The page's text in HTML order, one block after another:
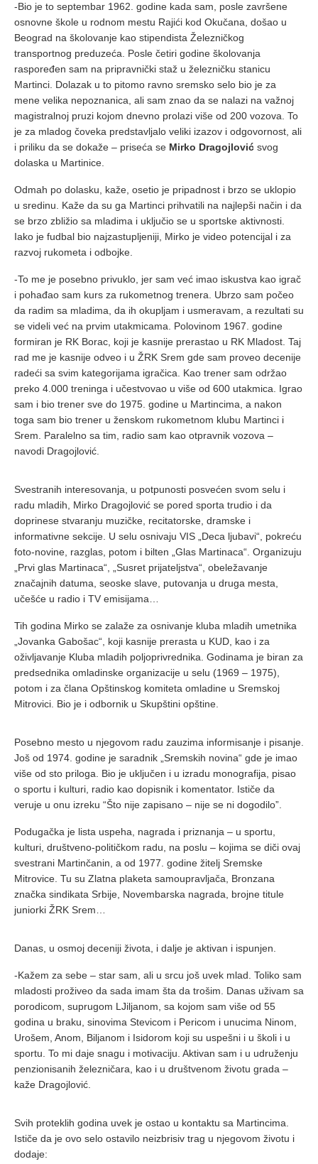
-Bio je to septembar 1962. godine kada sam, posle završene
osnovne škole u rodnom mestu Rajići kod Okučana, došao u
Beograd na školovanje kao stipendista Železničkog
transportnog preduzeća. Posle četiri godine školovanja
raspoređen sam na pripravnički staž u železničku stanicu
Martinci. Dolazak u to pitomo ravno sremsko selo bio je za
mene velika nepoznanica, ali sam znao da se nalazi na važnoj
magistralnoj pruzi kojom dnevno prolazi više od 200 vozova. To
je za mladog čoveka predstavljalo veliki izazov i odgovornost, ali
i priliku da se dokaže – priseća se Mirko Dragojlović svog
dolaska u Martinice.
Odmah po dolasku, kaže, osetio je pripadnost i brzo se uklopio
u sredinu. Kaže da su ga Martinci prihvatili na najlepši način i da
se brzo zbližio sa mladima i uključio se u sportske aktivnosti.
Iako je fudbal bio najzastupljeniji, Mirko je video potencijal i za
razvoj rukometa i odbojke.
-To me je posebno privuklo, jer sam već imao iskustva kao igrač
i pohađao sam kurs za rukometnog trenera. Ubrzo sam počeo
da radim sa mladima, da ih okupljam i usmeravam, a rezultati su
se videli već na prvim utakmicama. Polovinom 1967. godine
formiran je RK Borac, koji je kasnije prerastao u RK Mladost. Taj
rad me je kasnije odveo i u ŽRK Srem gde sam proveo decenije
radeći sa svim kategorijama igračica. Kao trener sam održao
preko 4.000 treninga i učestvovao u više od 600 utakmica. Igrao
sam i bio trener sve do 1975. godine u Martincima, a nakon
toga sam bio trener u ženskom rukometnom klubu Martinci i
Srem. Paralelno sa tim, radio sam kao otpravnik vozova –
navodi Dragojlović.
Svestranih interesovanja, u potpunosti posvećen svom selu i
radu mladih, Mirko Dragojlović se pored sporta trudio i da
doprinese stvaranju muzičke, recitatorske, dramske i
informativne sekcije. U selu osnivaju VIS „Deca ljubavi“, pokreću
foto-novine, razglas, potom i bilten „Glas Martinaca“. Organizuju
„Prvi glas Martinaca“, „Susret prijateljstva“, obeležavanje
značajnih datuma, seoske slave, putovanja u druga mesta,
učešće u radio i TV emisijama…
Tih godina Mirko se zalaže za osnivanje kluba mladih umetnika
„Jovanka Gabošac“, koji kasnije prerasta u KUD, kao i za
oživljavanje Kluba mladih poljoprivrednika. Godinama je biran za
predsednika omladinske organizacije u selu (1969 – 1975),
potom i za člana Opštinskog komiteta omladine u Sremskoj
Mitrovici. Bio je i odbornik u Skupštini opštine.
Posebno mesto u njegovom radu zauzima informisanje i pisanje.
Još od 1974. godine je saradnik „Sremskih novina“ gde je imao
više od sto priloga. Bio je uključen i u izradu monografija, pisao
o sportu i kulturi, radio kao dopisnik i komentator. Ističe da
veruje u onu izreku “Što nije zapisano – nije se ni dogodilo”.
Podugačka je lista uspeha, nagrada i priznanja – u sportu,
kulturi, društveno-političkom radu, na poslu – kojima se diči ovaj
svestrani Martinčanin, a od 1977. godine žitelj Sremske
Mitrovice. Tu su Zlatna plaketa samoupravljača, Bronzana
značka sindikata Srbije, Novembarska nagrada, brojne titule
juniorki ŽRK Srem…
Danas, u osmoj deceniji života, i dalje je aktivan i ispunjen.
-Kažem za sebe – star sam, ali u srcu još uvek mlad. Toliko sam
mladosti proživeo da sada imam šta da trošim. Danas uživam sa
porodicom, suprugom LJiljanom, sa kojom sam više od 55
godina u braku, sinovima Stevicom i Pericom i unucima Ninom,
Urošem, Anom, Biljanom i Isidorom koji su uspešni i u školi i u
sportu. To mi daje snagu i motivaciju. Aktivan sam i u udruženju
penzionisanih železničara, kao i u društvenom životu grada –
kaže Dragojlović.
Svih proteklih godina uvek je ostao u kontaktu sa Martincima.
Ističe da je ovo selo ostavilo neizbrisiv trag u njegovom životu i
dodaje: